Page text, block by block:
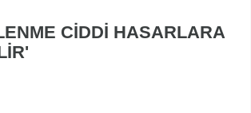
CİDDİ HASARLARA